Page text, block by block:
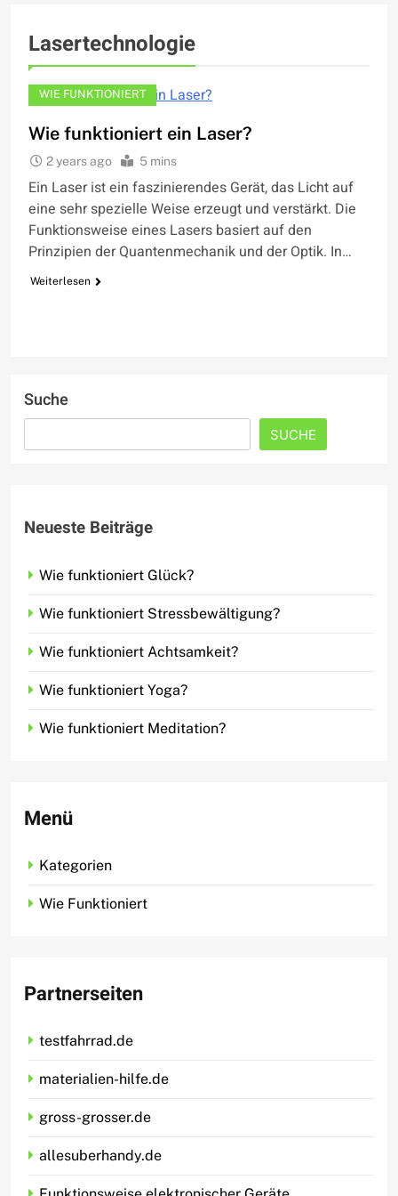
Lasertechnologie
WIE FUNKTIONIERT
Wie funktioniert ein Laser?
2 years ago 5 mins
Ein Laser ist ein faszinierendes Gerät, das Licht auf
eine sehr spezielle Weise erzeugt und verstärkt. Die
Funktionsweise eines Lasers basiert auf den
Prinzipien der Quantenmechanik und der Optik. In…
Weiterlesen
Suche
SUCHE
Neueste Beiträge
Wie funktioniert Glück?
Wie funktioniert Stressbewältigung?
Wie funktioniert Achtsamkeit?
Wie funktioniert Yoga?
Wie funktioniert Meditation?
Menü
Kategorien
Wie Funktioniert
Partnerseiten
testfahrrad.de
materialien-hilfe.de
gross-grosser.de
allesuberhandy.de